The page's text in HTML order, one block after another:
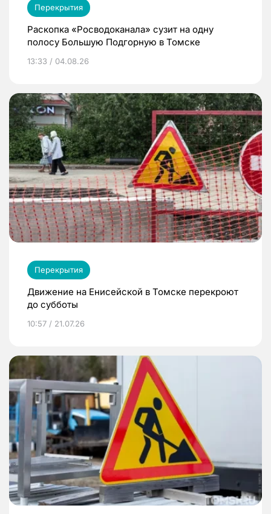
Перекрытия
Раскопка «Росводоканала» сузит на одну
полосу Большую Подгорную в Томске
13:33 / 04.08.26
Перекрытия
Движение на Енисейской в Томске перекроют
до субботы
10:57 / 21.07.26